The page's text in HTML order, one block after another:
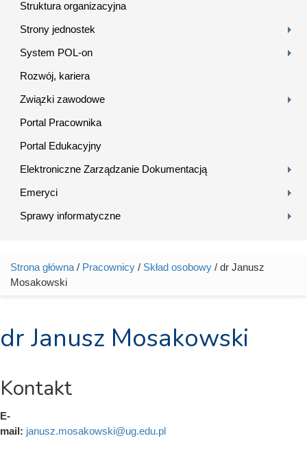
Struktura organizacyjna
Strony jednostek
System POL-on
Rozwój, kariera
Związki zawodowe
Portal Pracownika
Portal Edukacyjny
Elektroniczne Zarządzanie Dokumentacją
Emeryci
Sprawy informatyczne
Jesteś tutaj
Strona główna / Pracownicy / Skład osobowy / dr Janusz
Mosakowski
dr Janusz Mosakowski
Kontakt
E-
mail: janusz.mosakowski@ug.edu.pl